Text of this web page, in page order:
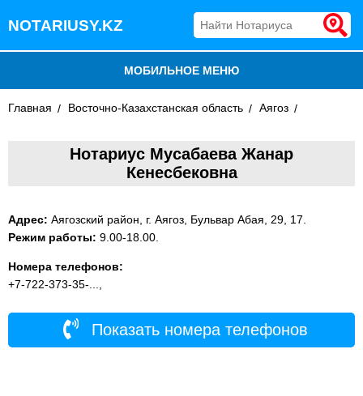
NOTARIUSY.KZ
МОБИЛЬНОЕ МЕНЮ
БЛОГ
ДОБАВИТЬ КОМПАНИЮ
Главная Восточно-Казахстанская область Аягоз
Нотариус Мусабаева Жанар
Кенесбековна
Адрес: Аягозский район, г. Аягоз, Бульвар Абая, 29, 17.
Режим работы: 9.00-18.00.
Номера телефонов:
+7-722-373-35-...,
Показать номера телефонов